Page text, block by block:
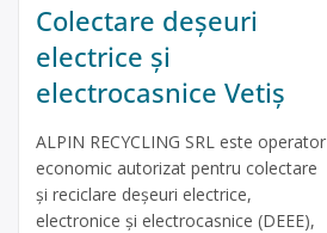
Colectare deșeuri
electrice și
electrocasnice Vetiș
ALPIN RECYCLING SRL este operator
economic autorizat pentru colectare
și reciclare deșeuri electrice,
electronice și electrocasnice (DEEE),